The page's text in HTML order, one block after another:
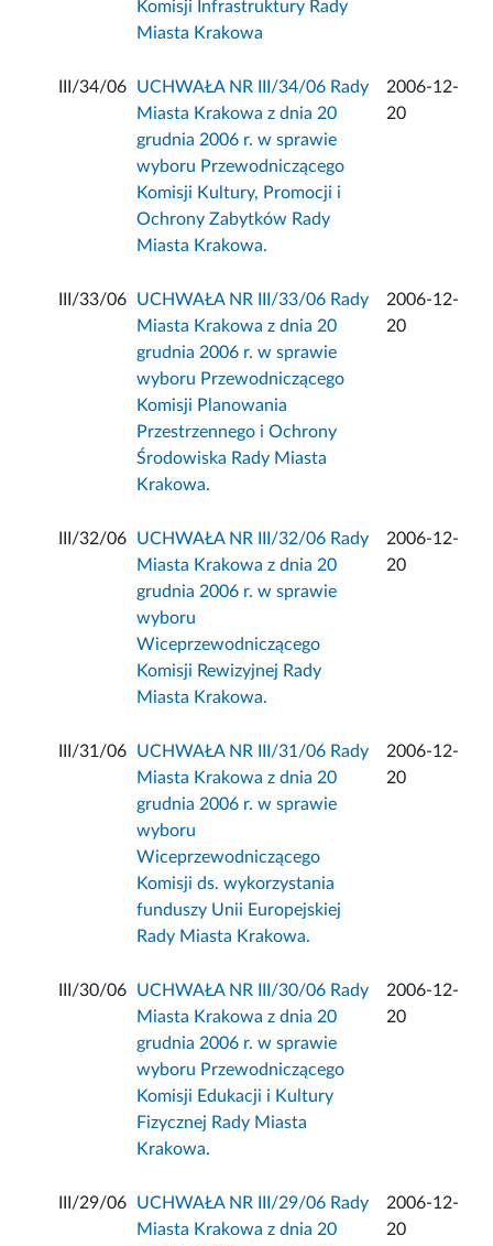
Komisji Infrastruktury Rady
Miasta Krakowa
III/34/06
UCHWAŁA NR III/34/06 Rady
Miasta Krakowa z dnia 20
grudnia 2006 r. w sprawie
wyboru Przewodniczącego
Komisji Kultury, Promocji i
Ochrony Zabytków Rady
Miasta Krakowa.
2006-12-
20
III/33/06
UCHWAŁA NR III/33/06 Rady
Miasta Krakowa z dnia 20
grudnia 2006 r. w sprawie
wyboru Przewodniczącego
Komisji Planowania
Przestrzennego i Ochrony
Środowiska Rady Miasta
Krakowa.
2006-12-
20
III/32/06
UCHWAŁA NR III/32/06 Rady
Miasta Krakowa z dnia 20
grudnia 2006 r. w sprawie
wyboru
Wiceprzewodniczącego
Komisji Rewizyjnej Rady
Miasta Krakowa.
2006-12-
20
III/31/06
UCHWAŁA NR III/31/06 Rady
Miasta Krakowa z dnia 20
grudnia 2006 r. w sprawie
wyboru
Wiceprzewodniczącego
Komisji ds. wykorzystania
funduszy Unii Europejskiej
Rady Miasta Krakowa.
2006-12-
20
III/30/06
UCHWAŁA NR III/30/06 Rady
Miasta Krakowa z dnia 20
grudnia 2006 r. w sprawie
wyboru Przewodniczącego
Komisji Edukacji i Kultury
Fizycznej Rady Miasta
Krakowa.
2006-12-
20
III/29/06
UCHWAŁA NR III/29/06 Rady
Miasta Krakowa z dnia 20
2006-12-
20